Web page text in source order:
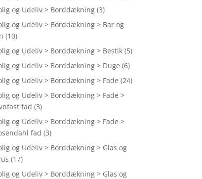
og Udeliv > Borddækning (3)
og Udeliv > Borddækning > Bar og
(10)
og Udeliv > Borddækning > Bestik (5)
og Udeliv > Borddækning > Duge (6)
og Udeliv > Borddækning > Fade (24)
og Udeliv > Borddækning > Fade >
fad (3)
og Udeliv > Borddækning > Fade >
fad (3)
og Udeliv > Borddækning > Glas og
(17)
og Udeliv > Borddækning > Glas og